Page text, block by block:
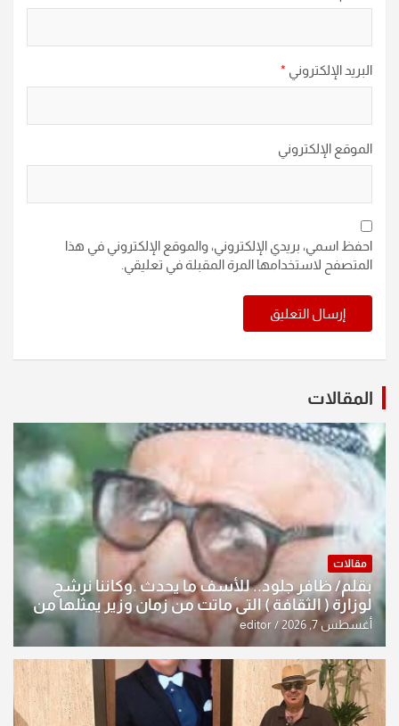
البريد الإلكتروني *
الموقع الإلكتروني
احفظ اسمي، بريدي الإلكتروني، والموقع الإلكتروني في هذا
المتصفح لاستخدامها المرة المقبلة في تعليقي.
المقالات
مقالات
بقلم/ ظافر جلود.. للأسف ما يحدث .وكاننا نرشح
لوزارة ( الثقافة ) التي ماتت من زمان وزير يمثلها من
النخبة والإرث العظيم للثقافة العراقية..
أغسطس 7, 2026 editor